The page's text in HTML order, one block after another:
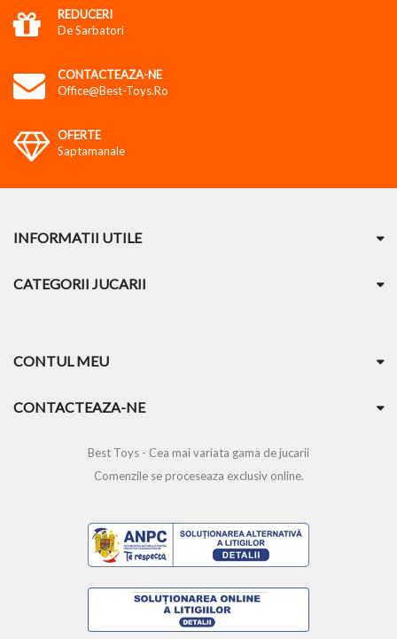
REDUCERI
De Sarbatori
CONTACTEAZA-NE
Office@best-Toys.ro
OFERTE
Saptamanale
INFORMATII UTILE
CATEGORII JUCARII
CONTUL MEU
CONTACTEAZA-NE
Best Toys - Cea mai variata gama de jucarii
Comenzile se proceseaza exclusiv online.